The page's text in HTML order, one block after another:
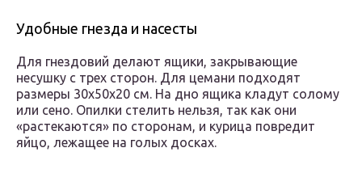
Удобные гнезда и насесты
Для гнездовий делают ящики, закрывающие
несушку с трех сторон. Для цемани подходят
размеры 30х50х20 см. На дно ящика кладут солому
или сено. Опилки стелить нельзя, так как они
«растекаются» по сторонам, и курица повредит
яйцо, лежащее на голых досках.